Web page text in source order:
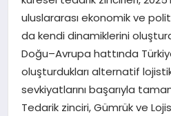
TEKNOLOJI
uluslararası ekonomik ve
da kendi dinamiklerini
Doğu–Avrupa hattında
oluşturdukları alternatif
sevkiyatlarını başarıyla
Tedarik zinciri, Gümrük ve